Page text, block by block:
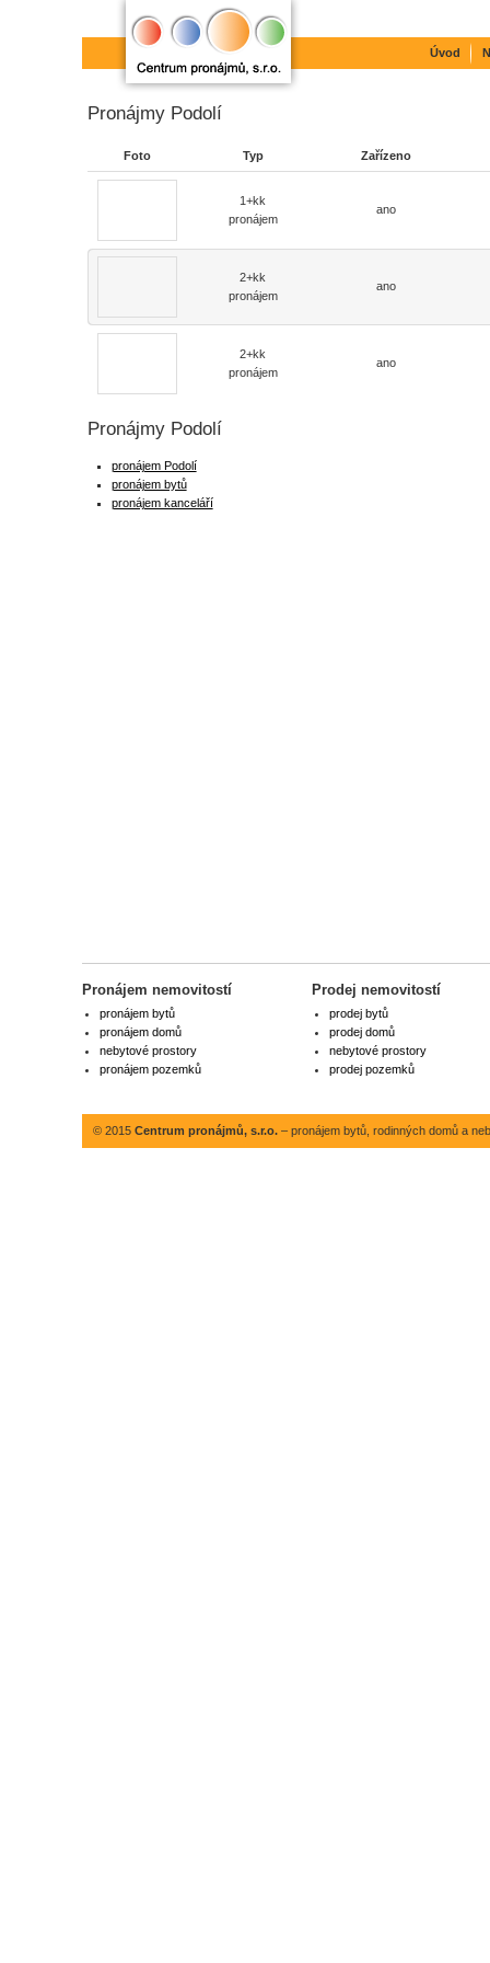
Pronájmy Podolí
Foto Typ Zařízeno
1+kk
pronájem
ano
2+kk
pronájem
ano
2+kk
pronájem
ano
Pronájmy Podolí
pronájem Podolí
pronájem bytů
pronájem kanceláří
Úvod
Pronájem nemovitostí
pronájem bytů
pronájem domů
nebytové prostory
pronájem pozemků
Prodej nemovitostí
prodej bytů
prodej domů
nebytové prostory
prodej pozemků
© 2015 Centrum pronájmů, s.r.o.– pronájem bytů, rodinných domů a